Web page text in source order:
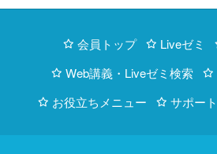
会員トップ Liveゼミ
Web講義・Liveゼミ検索
お役立ちメニュー
サポート